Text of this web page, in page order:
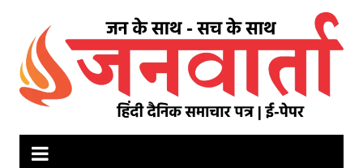
content